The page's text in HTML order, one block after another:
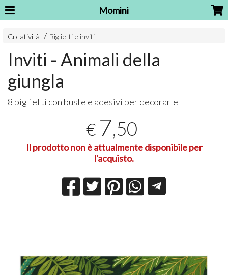
Momini
Creatività Biglietti e inviti
Inviti - Animali della
giungla
8 biglietti con buste e adesivi per decorarle
€ 7,50
Il prodotto non è attualmente disponibile per
l'acquisto.